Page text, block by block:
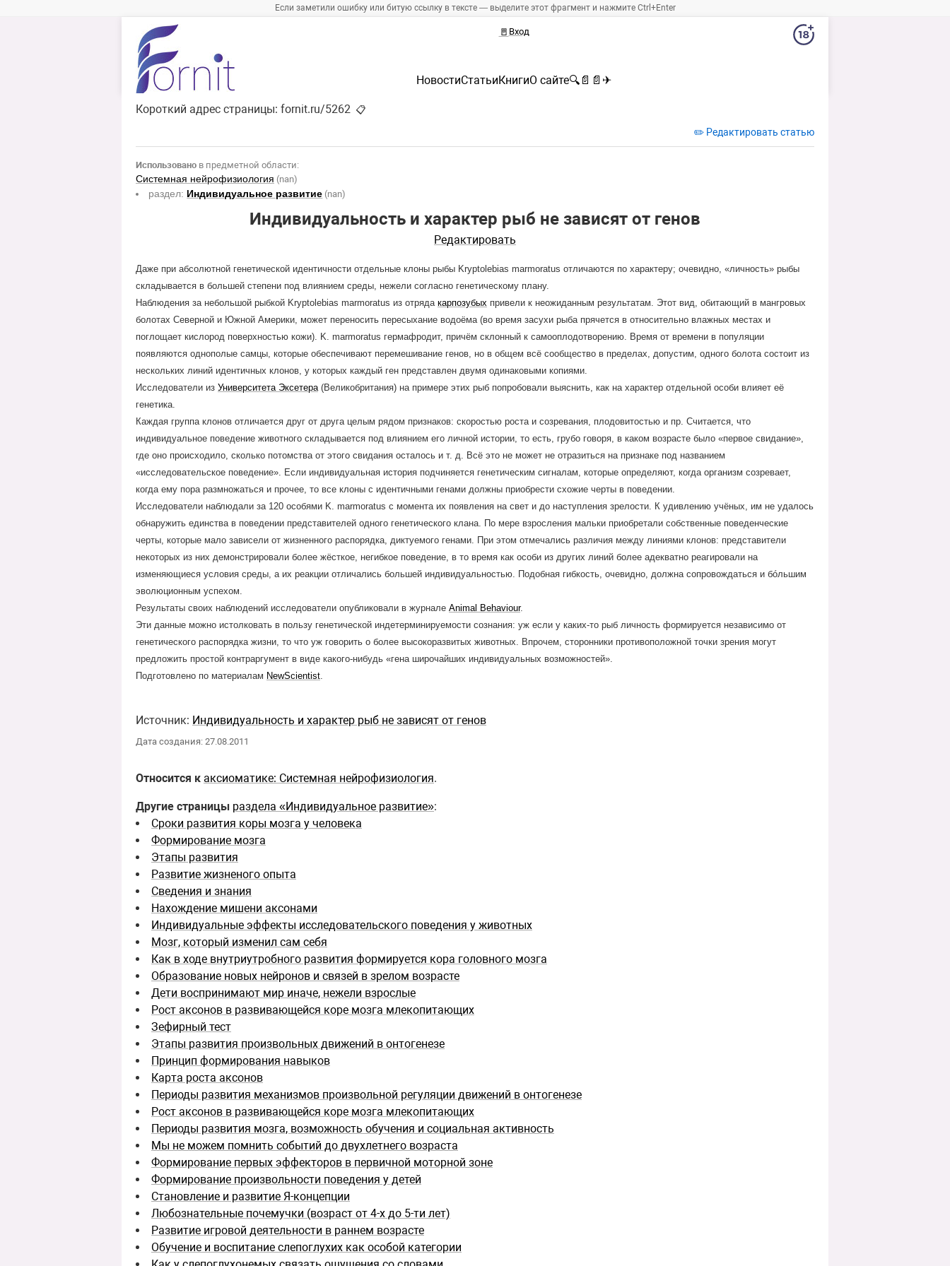
Если заметили ошибку или битую ссылку в тексте — выделите этот фрагмент и нажмите Ctrl+Enter
🚪 Вход
НовостиСтатьиКнигиО сайте🔍 📄 📄 ✈
Короткий адрес страницы: fornit.ru/5262 📋
✏️ Редактировать статью
Использовано в предметной области:
Системная нейрофизиология (nan)
раздел: Индивидуальное развитие (nan)
Индивидуальность и характер рыб не зависят от генов
Редактировать
Даже при абсолютной генетической идентичности отдельные клоны рыбы Kryptolebias marmoratus отличаются по характеру; очевидно, «личность» рыбы
складывается в большей степени под влиянием среды, нежели согласно генетическому плану.
Наблюдения за небольшой рыбкой Kryptolebias marmoratus из отряда карпозубых привели к неожиданным результатам. Этот вид, обитающий в мангровых
болотах Северной и Южной Америки, может переносить пересыхание водоёма (во время засухи рыба прячется в относительно влажных местах и
поглощает кислород поверхностью кожи). K. marmoratus гермафродит, причём склонный к самооплодотворению. Время от времени в популяции
появляются однополые самцы, которые обеспечивают перемешивание генов, но в общем всё сообщество в пределах, допустим, одного болота состоит из
нескольких линий идентичных клонов, у которых каждый ген представлен двумя одинаковыми копиями.
Исследователи из Университета Эксетера(Великобритания) на примере этих рыб попробовали выяснить, как на характер отдельной особи влияет её
генетика.
Каждая группа клонов отличается друг от друга целым рядом признаков: скоростью роста и созревания, плодовитостью и пр. Считается, что
индивидуальное поведение животного складывается под влиянием его личной истории, то есть, грубо говоря, в каком возрасте было «первое свидание»,
где оно происходило, сколько потомства от этого свидания осталось и т. д. Всё это не может не отразиться на признаке под названием
«исследовательское поведение». Если индивидуальная история подчиняется генетическим сигналам, которые определяют, когда организм созревает,
когда ему пора размножаться и прочее, то все клоны с идентичными генами должны приобрести схожие черты в поведении.
Исследователи наблюдали за 120 особями K. marmoratus с момента их появления на свет и до наступления зрелости. К удивлению учёных, им не удалось
обнаружить единства в поведении представителей одного генетического клана. По мере взросления мальки приобретали собственные поведенческие
черты, которые мало зависели от жизненного распорядка, диктуемого генами. При этом отмечались различия между линиями клонов: представители
некоторых из них демонстрировали более жёсткое, негибкое поведение, в то время как особи из других линий более адекватно реагировали на
изменяющиеся условия среды, а их реакции отличались большей индивидуальностью. Подобная гибкость, очевидно, должна сопровождаться и бóльшим
эволюционным успехом.
Результаты своих наблюдений исследователи опубликовали в журнале Animal Behaviour.
Эти данные можно истолковать в пользу генетической индетерминируемости сознания: уж если у каких-то рыб личность формируется независимо от
генетического распорядка жизни, то что уж говорить о более высокоразвитых животных. Впрочем, сторонники противоположной точки зрения могут
предложить простой контраргумент в виде какого-нибудь «гена широчайших индивидуальных возможностей».
Подготовлено по материалам NewScientist.
Источник: Индивидуальность и характер рыб не зависят от генов
Дата создания: 27.08.2011
Относится к аксиоматике: Системная нейрофизиология.
Другие страницы раздела «Индивидуальное развитие»:
Сроки развития коры мозга у человека
Формирование мозга
Этапы развития
Развитие жизненого опыта
Сведения и знания
Нахождение мишени аксонами
Индивидуальные эффекты исследовательского поведения у животных
Мозг, который изменил сам себя
Как в ходе внутриутробного развития формируется кора головного мозга
Образование новых нейронов и связей в зрелом возрасте
Дети воспринимают мир иначе, нежели взрослые
Рост аксонов в развивающейся коре мозга млекопитающих
Зефирный тест
Этапы развития произвольных движений в онтогенезе
Принцип формирования навыков
Карта роста аксонов
Периоды развития механизмов произвольной регуляции движений в онтогенезе
Рост аксонов в развивающейся коре мозга млекопитающих
Периоды развития мозга, возможность обучения и социальная активность
Мы не можем помнить событий до двухлетнего возраста
Формирование первых эффекторов в первичной моторной зоне
Формирование произвольности поведения у детей
Становление и развитие Я-концепции
Любознательные почемучки (возраст от 4-х до 5-ти лет)
Развитие игровой деятельности в раннем возрасте
Обучение и воспитание слепоглухих как особой категории